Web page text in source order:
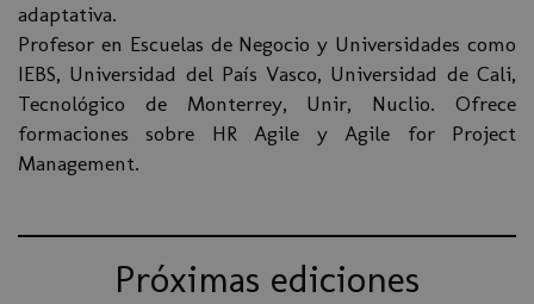
adaptativa.
Profesor en Escuelas de Negocio y Universidades como
IEBS, Universidad del País Vasco, Universidad de Cali,
Tecnológico de Monterrey, Unir, Nuclio. Ofrece
formaciones sobre HR Agile y Agile for Project
Management.
Próximas ediciones